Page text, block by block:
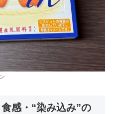
感・“染み込み”の